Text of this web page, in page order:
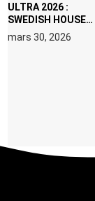
ULTRA 2026 :
SWEDISH HOUSE
MAFIA RETROUVE
ERIC PRYDZ DANS
mars 30, 2026